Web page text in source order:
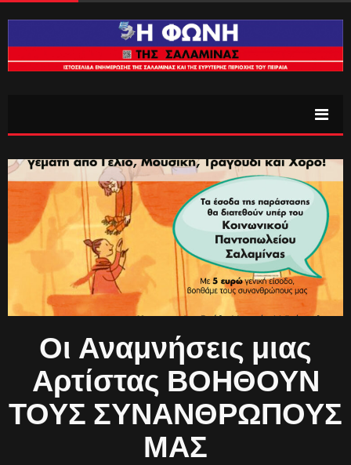
Οι Αναμνήσεις μιας
Αρτίστας ΒΟΗΘΟΥΝ
ΤΟΥΣ ΣΥΝΑΝΘΡΩΠΟΥΣ
ΜΑΣ